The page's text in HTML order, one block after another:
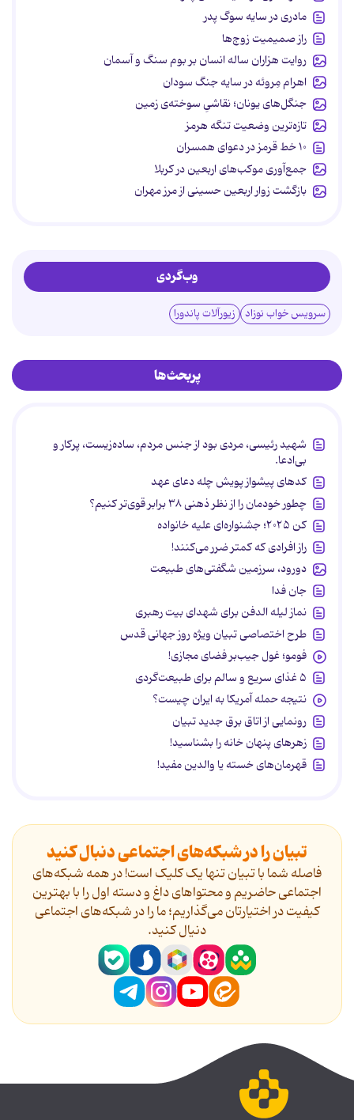
مادری در سایه سوگ پدر
راز صمیمیت زوج‌ها
روایت هزاران ساله انسان بر بوم سنگ و آسمان
اهرام مِروئه در سایه جنگ سودان
جنگل‌های یونان؛ نقاشیِ سوخته‌ی زمین
تازه‌ترین وضعیت تنگه هرمز
۱۰ خط قرمز در دعوای همسران
جمع‌آوری موکب‌های اربعین در کربلا
بازگشت زوار اربعین حسینی از مرز مهران
وب‌گردی
سرویس خواب نوزاد زیورآلات پاندورا
پربحث‌ها
شهید رئیسی، مردی بود از جنس مردم، ساده‌زیست، پرکار و
بی‌ادعا.
کدهای پیشواز پویش چله دعای عهد
چطور خودمان را از نظر ذهنی ۳۸ برابر قوی‌تر کنیم؟
کن ۲۰۲۵؛ جشنواره‌ای علیه خانواده
راز افرادی که کمتر ضرر می‌کنند!
دورود، سرزمین شگفتی‌های طبیعت
جان فدا
نماز لیله الدفن برای شهدای بیت رهبری
طرح اختصاصی تبیان ویژه روز جهانی قدس
فومو؛ غول جیب‌بر فضای مجازی!
۵ غذای سریع و سالم برای طبیعت‌گردی
نتیجه حمله آمریکا به ایران چیست؟
رونمایی از اتاق برق جدید تبیان
زهرهای پنهان خانه را بشناسید!
قهرمان‌های خسته یا والدین مفید!
تبیان را در شبکه‌های اجتماعی دنبال کنید
فاصله شما با تبیان تنها یک کلیک است! در همه شبکه‌های
اجتماعی حاضریم و محتواهای داغ و دسته اول را با بهترین
کیفیت در اختیارتان می‌گذاریم؛ ما را در شبکه‌های اجتماعی
دنیال کنید.